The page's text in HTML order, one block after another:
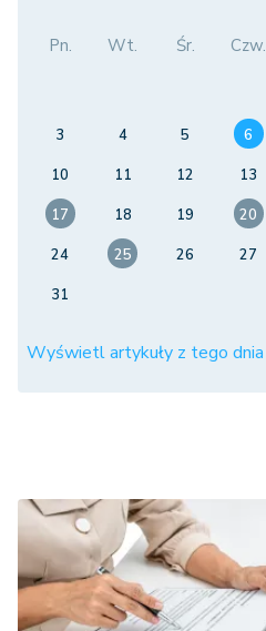
Pn. Wt. Śr. Czw.
3
4 5 6
10
11 12 13
17
18 19 20
24
25 26 27
31
Wyświetl artykuły z tego dnia